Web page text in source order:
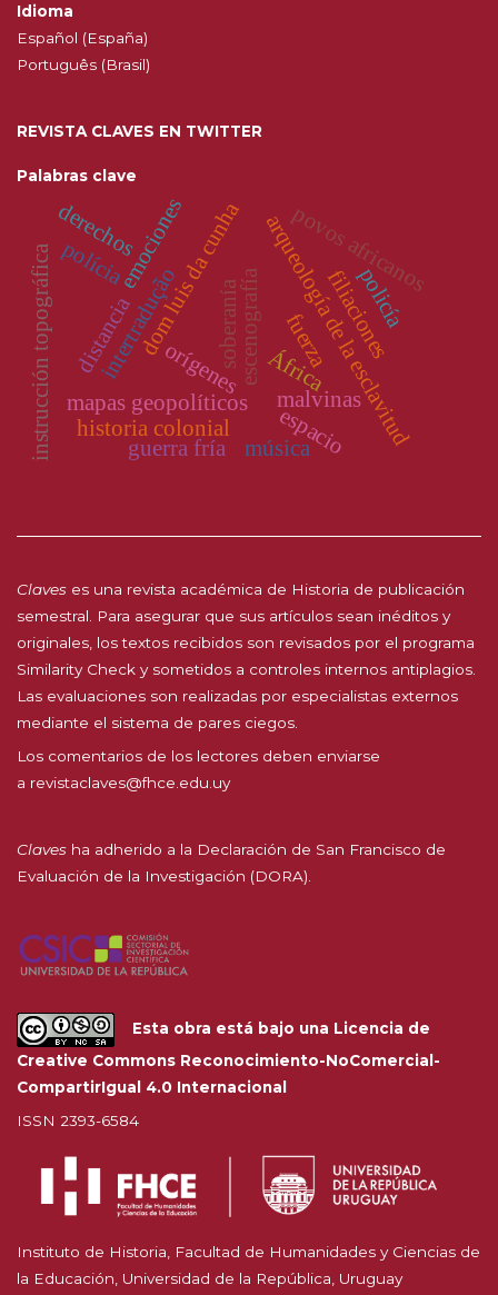
Idioma
Español (España)
Português (Brasil)
REVISTA CLAVES EN TWITTER
Palabras clave
arqueología de la esclavitud
dom luis da cunha
soberanía
orígenes
malvinas
intertradução
povos africanos
mapas geopolíticos
África
fuerza
emociones
escenografía
espacio
historia colonial
distancia
derechos
instrucción topográfica filiaciones
policía
música
guerra fría
polícia
Claves es una revista académica de Historia de publicación
semestral. Para asegurar que sus artículos sean inéditos y
originales, los textos recibidos son revisados por el programa
Similarity Check y sometidos a controles internos antiplagios.
Las evaluaciones son realizadas por especialistas externos
mediante el sistema de pares ciegos.
Los comentarios de los lectores deben enviarse
a revistaclaves@fhce.edu.uy
Claves ha adherido a la Declaración de San Francisco de
Evaluación de la Investigación (DORA).
Esta obra está bajo una Licencia de
Creative Commons Reconocimiento-NoComercial-
CompartirIgual 4.0 Internacional
ISSN 2393-6584
Instituto de Historia, Facultad de Humanidades y Ciencias de
la Educación, Universidad de la República, Uruguay